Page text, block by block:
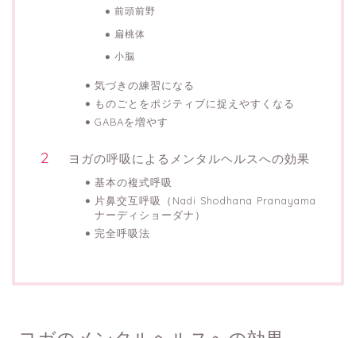
前頭前野
扁桃体
小脳
気づきの練習になる
ものごとをポジティブに捉えやすくなる
GABAを増やす
ヨガの呼吸によるメンタルヘルスへの効果
基本の複式呼吸
片鼻交互呼吸（Nadi Shodhana Pranayama
ナーディショーダナ）
完全呼吸法